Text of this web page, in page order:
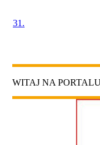
31.
WITAJ NA